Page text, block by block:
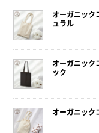
オーガニック
ュラル
オーガニック
ック
オーガニック